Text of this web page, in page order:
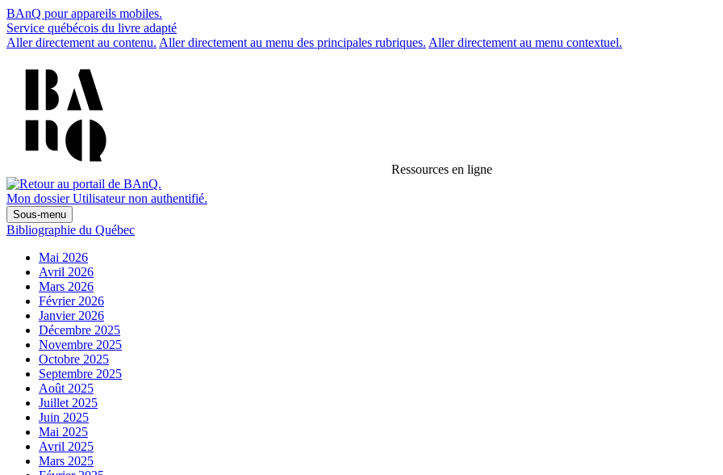
BAnQ pour appareils mobiles.
Service québécois du livre adapté
Aller directement au contenu. Aller directement au menu des principales rubriques. Aller directement au menu contextuel.
Ressources en ligne
Mon dossier Utilisateur non authentifié.
Sous-menu
Bibliographie du Québec
Mai 2026
Avril 2026
Mars 2026
Février 2026
Janvier 2026
Décembre 2025
Novembre 2025
Octobre 2025
Septembre 2025
Août 2025
Juillet 2025
Juin 2025
Mai 2025
Avril 2025
Mars 2025